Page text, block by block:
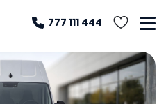
777 111 444